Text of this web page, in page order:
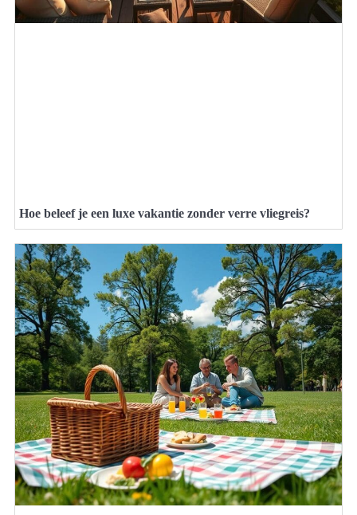
Hoe beleef je een luxe vakantie zonder verre vliegreis?